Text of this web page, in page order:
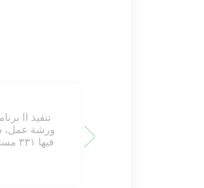
ورشة عمل، شارك